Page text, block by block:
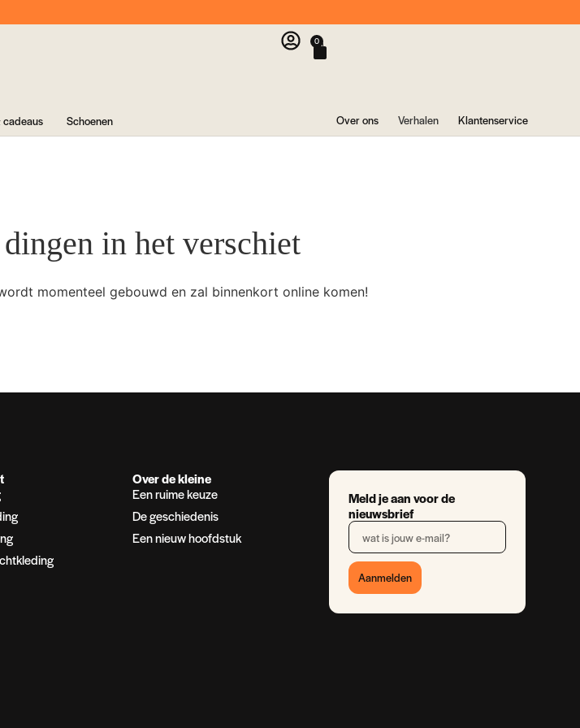
0
Schoenen Over ons Verhalen Klantenservice
in het verschiet
momenteel gebouwd en zal binnenkort online komen!
Over de kleine
Een ruime keuze
De geschiedenis
Een nieuw hoofdstuk
Meld je aan voor de
nieuwsbrief
Aanmelden